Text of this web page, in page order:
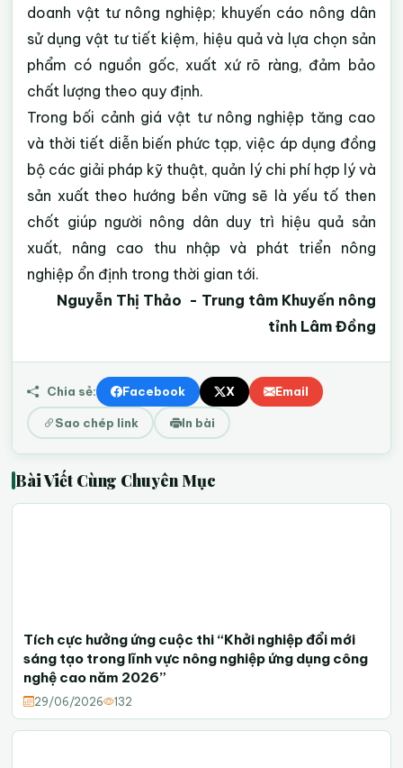
doanh vật tư nông nghiệp; khuyến cáo nông dân
sử dụng vật tư tiết kiệm, hiệu quả và lựa chọn sản
phẩm có nguồn gốc, xuất xứ rõ ràng, đảm bảo
chất lượng theo quy định.
Trong bối cảnh giá vật tư nông nghiệp tăng cao
và thời tiết diễn biến phức tạp, việc áp dụng đồng
bộ các giải pháp kỹ thuật, quản lý chi phí hợp lý và
sản xuất theo hướng bền vững sẽ là yếu tố then
chốt giúp người nông dân duy trì hiệu quả sản
xuất, nâng cao thu nhập và phát triển nông
nghiệp ổn định trong thời gian tới.
Nguyễn Thị Thảo - Trung tâm Khuyến nông
tỉnh Lâm Đồng
Chia sẻ: Facebook X Email
Sao chép link In bài
Bài Viết Cùng Chuyên Mục
Tích cực hưởng ứng cuộc thi “Khởi nghiệp đổi mới
sáng tạo trong lĩnh vực nông nghiệp ứng dụng công
nghệ cao năm 2026”
29/06/2026 132